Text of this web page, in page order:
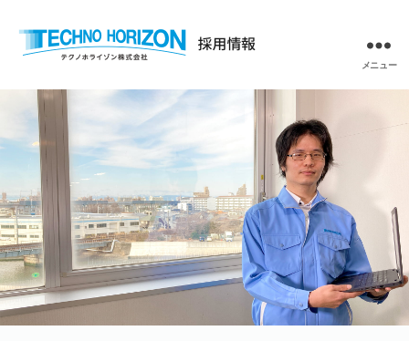
ク
ラ
ゾ
ン
株
式
会
社
採
用
メニュー